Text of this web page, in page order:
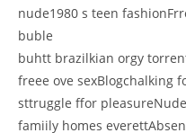
nude1980 s teen
buble
buhtt brazilkian orgy
freee ove sexBlogchalking
sttruggle ffor
famiily homes